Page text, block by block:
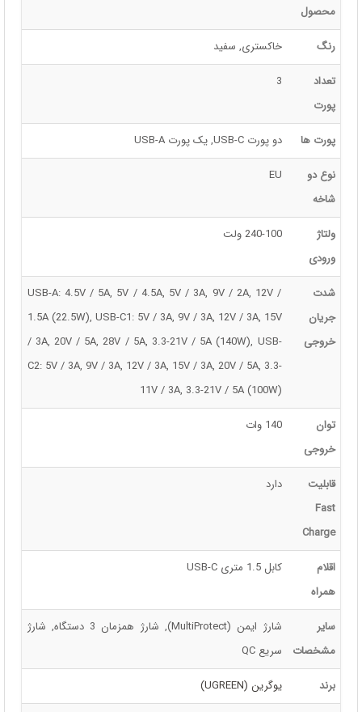
محصول
رنگ خاکستری, سفید
تعداد
پورت
3
پورت ها دو پورت USB-C, یک پورت USB-A
نوع دو
شاخه
EU
ولتاژ
ورودی
240-100 ولت
شدت
جریان
خروجی
USB-A: 4.5V / 5A, 5V / 4.5A, 5V / 3A, 9V / 2A, 12V /
1.5A (22.5W), USB-C1: 5V / 3A, 9V / 3A, 12V / 3A, 15V
/ 3A, 20V / 5A, 28V / 5A, 3.3-21V / 5A (140W), USB-
C2: 5V / 3A, 9V / 3A, 12V / 3A, 15V / 3A, 20V / 5A, 3.3-
11V / 3A, 3.3-21V / 5A (100W)
توان
خروجی
140 وات
قابلیت
Fast
Charge
دارد
اقلام
همراه
کابل 1.5 متری USB-C
سایر
مشخصات
شارژ ایمن (MultiProtect), شارژ همزمان 3 دستگاه, شارژ
سریع QC
برند یوگرین (UGREEN)